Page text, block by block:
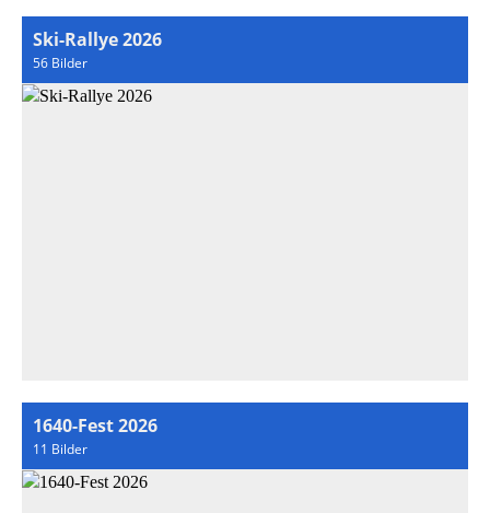
Ski-Rallye 2026
56 Bilder
1640-Fest 2026
11 Bilder